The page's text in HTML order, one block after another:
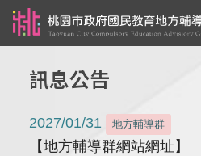
訊息公告
2027/01/31 地方輔導群
【地方輔導群網站網址】